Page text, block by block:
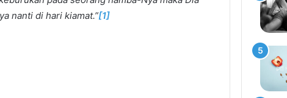
nanti di hari kiamat.”[1]